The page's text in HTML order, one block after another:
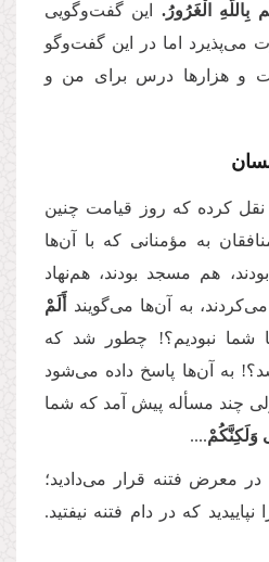
الْغَرُورُ. این گفت‌وگویی
می‌پذیرد اما در این گفت‌وگو
و هزارها درس برای من و
کرده که روز قیامت چنین
به مؤمنانی که با آن‌ها
هم مسجد بودند، هم‌نهاد
به آن‌ها می‌گویند
أَلَمْ
شما نبودیم؟! چطور شد که
به آن‌ها پاسخ داده می‌شود
ولی چند مسأله پیش آمد که شما
وَلَكِنَّكُمْ....
در معرض فتنه قرار می‌دادید؛
نپاییدید که در دام فتنه نیفتید.